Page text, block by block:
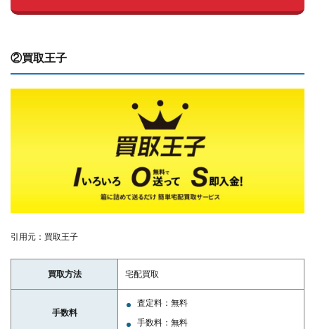
②買取王子
引用元：買取王子
買取方法 宅配買取
手数料
査定料：無料
手数料：無料